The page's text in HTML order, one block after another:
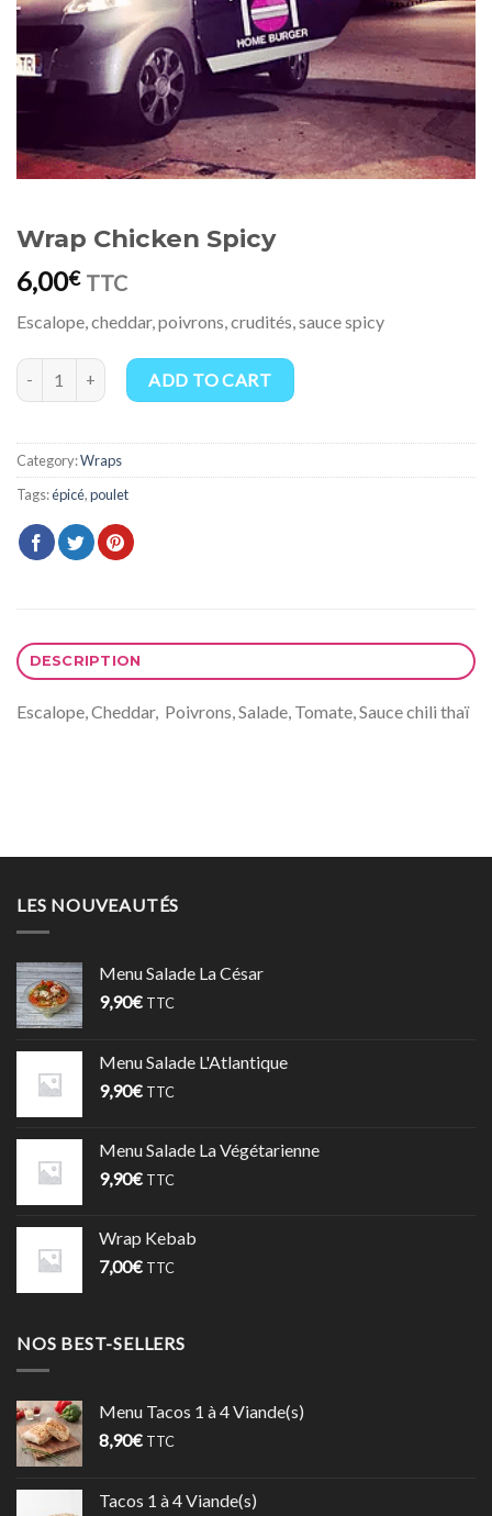
Wrap Chicken Spicy
6,00€ TTC
Escalope, cheddar, poivrons, crudités, sauce spicy
Wrap Chicken Spicy quantity
ADD TO CART
Category:Wraps
Tags:épicé,poulet
DESCRIPTION
Escalope, Cheddar, Poivrons, Salade, Tomate, Sauce chili thaï
LES NOUVEAUTÉS
Menu Salade La César
9,90€ TTC
Menu Salade L'Atlantique
9,90€ TTC
Menu Salade La Végétarienne
9,90€ TTC
Wrap Kebab
7,00€ TTC
NOS BEST-SELLERS
Menu Tacos 1 à 4 Viande(s)
8,90€ TTC
Tacos 1 à 4 Viande(s)